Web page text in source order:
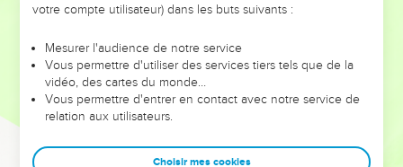
leur foi ou leur vision. Mais on voit moins les doutes, les erreurs
et les saisons difficiles qu'ils ont traversés, alors même que ce
sont elles qui les ont façonnés.
Dans cette conférence, leaders, entrepreneurs, et responsables
clés pour avancer avec plus de sagesse afin que leurs erreurs
votre compte utilisateur) dans les buts suivants :
Mesurer l'audience de notre service
Vous permettre d'utiliser des services tiers tels que de la
vidéo, des cartes du monde…
Vous permettre d'entrer en contact avec notre service de
relation aux utilisateurs.
Choisir mes cookies